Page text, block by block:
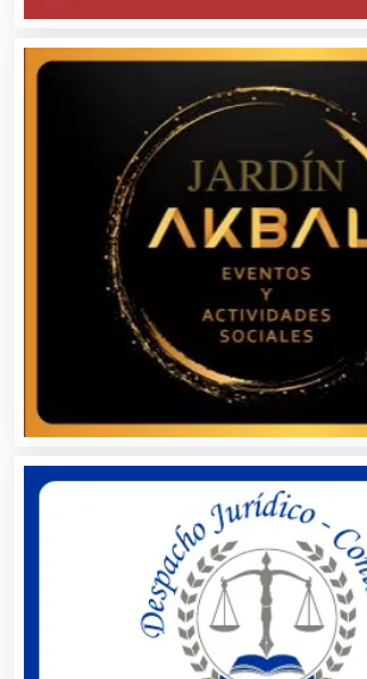
Audios para Eventos
Autobuses
Automatización
Automóviles Nuevos y Usados
Balnearios